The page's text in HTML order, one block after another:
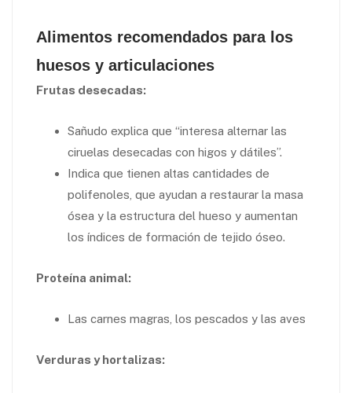
Alimentos recomendados para los
huesos y articulaciones
Frutas desecadas:
Sañudo explica que “interesa alternar las
ciruelas desecadas con higos y dátiles”.
Indica que tienen altas cantidades de
polifenoles, que ayudan a restaurar la masa
ósea y la estructura del hueso y aumentan
los índices de formación de tejido óseo.
Proteína animal:
Las carnes magras, los pescados y las aves
Verduras y hortalizas: